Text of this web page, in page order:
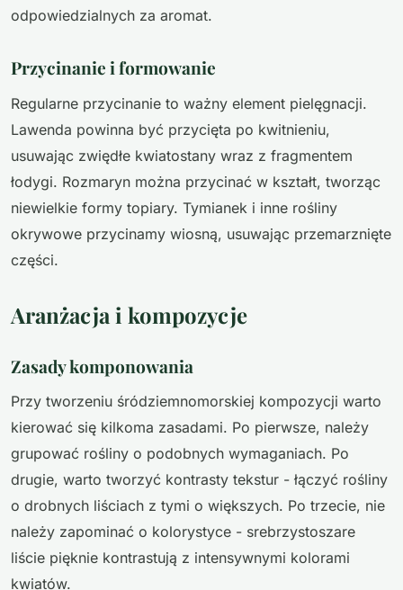
odpowiedzialnych za aromat.
Przycinanie i formowanie
Regularne przycinanie to ważny element pielęgnacji.
Lawenda powinna być przycięta po kwitnieniu,
usuwając zwiędłe kwiatostany wraz z fragmentem
łodygi. Rozmaryn można przycinać w kształt, tworząc
niewielkie formy topiary. Tymianek i inne rośliny
okrywowe przycinamy wiosną, usuwając przemarznięte
części.
Aranżacja i kompozycje
Zasady komponowania
Przy tworzeniu śródziemnomorskiej kompozycji warto
kierować się kilkoma zasadami. Po pierwsze, należy
grupować rośliny o podobnych wymaganiach. Po
drugie, warto tworzyć kontrasty tekstur - łączyć rośliny
o drobnych liściach z tymi o większych. Po trzecie, nie
należy zapominać o kolorystyce - srebrzystoszare
liście pięknie kontrastują z intensywnymi kolorami
kwiatów.